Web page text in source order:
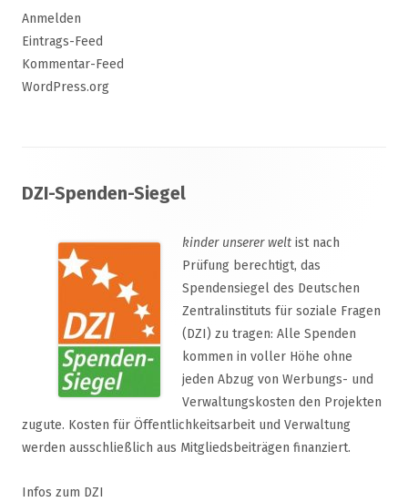
Anmelden
Eintrags-Feed
Kommentar-Feed
WordPress.org
Inhalt
DZI-Spenden-Siegel
kinder unserer welt ist nach
Prüfung berechtigt, das
Spendensiegel des Deutschen
Zentralinstituts für soziale Fragen
(DZI) zu tragen: Alle Spenden
kommen in voller Höhe ohne
jeden Abzug von Werbungs- und
Verwaltungskosten den Projekten
zugute. Kosten für Öffentlichkeitsarbeit und Verwaltung
werden ausschließlich aus Mitgliedsbeiträgen finanziert.
Infos zum DZI